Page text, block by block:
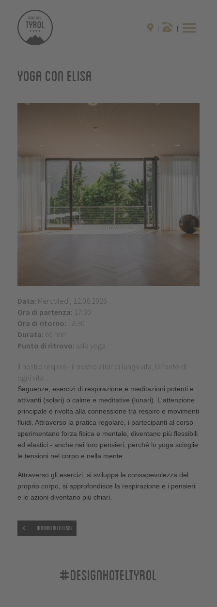
Yoga con Elisa
Data: Mercoledi, 12.08.2026
Ora di partenza: 17:30
Ora di ritorno: 18:30
Durata: 60 min
Punto di ritrovo: sala yoga
Il nostro respiro - il nostro elisir di lunga vita, la fonte di
ogni vita.
Seguenze, esercizi di respirazione e meditazioni potenti e
attivanti (solari) o calme e meditative (lunari). L'attenzione
principale è rivolta alla connessione tra respiro e movimenti
fluidi. Attraverso la pratica regolare, i partecipanti al corso
sperimentano forza fisica e mentale, diventano più flessibili
ed elastici - anche nei loro pensieri, perché lo yoga scioglie
le tensioni nel corpo e nella mente.
Attraverso gli esercizi, si sviluppa la consapevolezza del
proprio corpo, si approfondisce la respirazione e i pensieri
e le azioni diventano più chiari.
Ritorna alla lista
#designhoteltyrol